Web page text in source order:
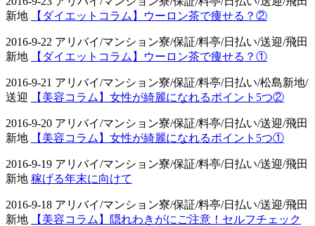
新地
【ダイエットコラム】ウーロン茶で痩せる？②
2016-9-22 アリバイ/マンション寮/保証/料亭/日払い/送迎/飛田
新地
【ダイエットコラム】ウーロン茶で痩せる？①
2016-9-21 アリバイ/マンション寮/保証/料亭/日払い/松島新地/
送迎
【美容コラム】女性が綺麗になれるポイント5つ②
2016-9-20 アリバイ/マンション寮/保証/料亭/日払い/送迎/飛田
新地
【美容コラム】女性が綺麗になれるポイント5つ①
2016-9-19 アリバイ/マンション寮/保証/料亭/日払い/送迎/飛田
新地 稼げる年末に向けて
2016-9-18 アリバイ/マンション寮/保証/料亭/日払い/送迎/飛田
新地
【美容コラム】隠れわきがにご注意！セルフチェック